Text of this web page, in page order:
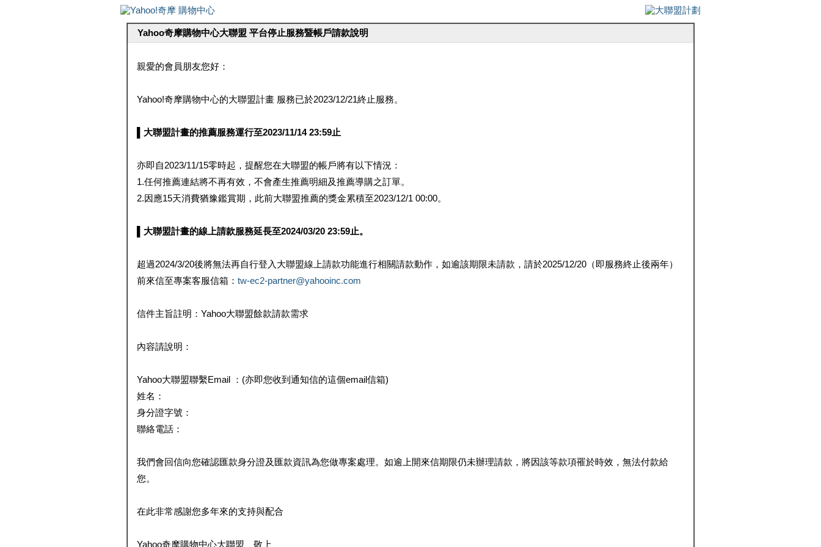
Yahoo奇摩購物中心大聯盟 平台停止服務暨帳戶請款說明
親愛的會員朋友您好：
Yahoo!奇摩購物中心的大聯盟計畫 服務已於2023/12/21終止服務。
▌大聯盟計畫的推薦服務運行至2023/11/14 23:59止
亦即自2023/11/15零時起，提醒您在大聯盟的帳戶將有以下情況：
1.任何推薦連結將不再有效，不會產生推薦明細及推薦導購之訂單。
2.因應15天消費猶豫鑑賞期，此前大聯盟推薦的獎金累積至2023/12/1 00:00。
▌大聯盟計畫的線上請款服務延長至2024/03/20 23:59止。
超過2024/3/20後將無法再自行登入大聯盟線上請款功能進行相關請款動作，如逾該期限未請款，請於2025/12/20（即服務終止後兩年）
前來信至專案客服信箱： tw-ec2-partner@yahooinc.com
信件主旨註明：Yahoo大聯盟餘款請款需求
內容請說明：
Yahoo大聯盟聯繫Email ：(亦即您收到通知信的這個email信箱)
姓名：
身分證字號：
聯絡電話：
我們會回信向您確認匯款身分證及匯款資訊為您做專案處理。如逾上開來信期限仍未辦理請款，將因該等款項罹於時效，無法付款給
您。
在此非常感謝您多年來的支持與配合
Yahoo奇摩購物中心大聯盟 敬上